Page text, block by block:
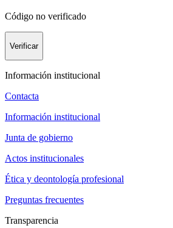
Código no verificado
Verificar
Información institucional
Contacta
Información institucional
Junta de gobierno
Actos institucionales
Ética y deontología profesional
Preguntas frecuentes
Transparencia